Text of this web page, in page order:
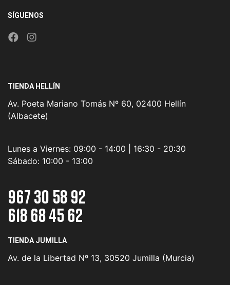
SÍGUENOS
TIENDA HELLÍN
Av. Poeta Mariano Tomás Nº 60, 02400 Hellín
(Albacete)
Lunes a Viernes: 09:00 - 14:00 | 16:30 - 20:30
Sábado: 10:00 - 13:00
967 30 58 92
618 68 45 62
TIENDA JUMILLA
Av. de la Libertad Nº 13, 30520 Jumilla (Murcia)